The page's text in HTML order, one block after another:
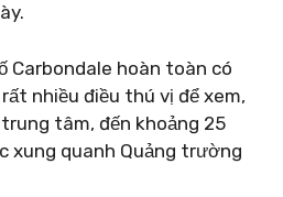
Carbondale hoàn toàn có
nhiều điều thú vị để xem,
tâm, đến khoảng 25
xung quanh Quảng trường